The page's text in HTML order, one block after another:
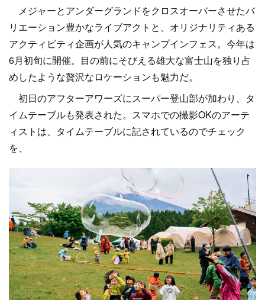
メジャーとアンダーグランドをクロスオーバーさせたバ
リエーション豊かなライブアクトと、オリジナリティある
アクティビティ企画が人気のキャンプインフェス。今年は
6月初旬に開催。目の前にそびえる雄大な富士山を独り占
めしたような贅沢なロケーションも魅力だ。
初日のアフターアワーズにスーパー登山部が加わり、タ
イムテーブルも発表された。スマホでの撮影OKのアーテ
ィストは、タイムテーブルに記されているのでチェック
を、